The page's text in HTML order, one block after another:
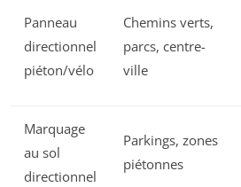
Panneau
directionnel
piéton/vélo
Chemins verts,
parcs, centre-
ville
Marquage
au sol
directionnel
Parkings, zones
piétonnes